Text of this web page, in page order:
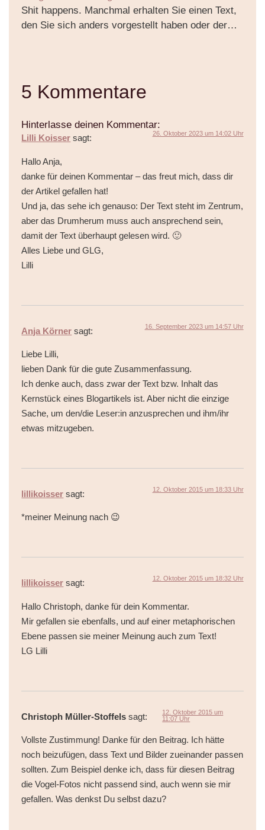
Shit happens. Manchmal erhalten Sie einen Text,
den Sie sich anders vorgestellt haben oder der…
Hinterlasse deinen Kommentar:
5 Kommentare
Lilli Koisser sagt: 26. Oktober 2023 um 14:02 Uhr
Hallo Anja,
danke für deinen Kommentar – das freut mich, dass dir
der Artikel gefallen hat!
Und ja, das sehe ich genauso: Der Text steht im Zentrum,
aber das Drumherum muss auch ansprechend sein,
damit der Text überhaupt gelesen wird. 🙂
Alles Liebe und GLG,
Lilli
Anja Körner sagt: 16. September 2023 um 14:57 Uhr
Liebe Lilli,
lieben Dank für die gute Zusammenfassung.
Ich denke auch, dass zwar der Text bzw. Inhalt das
Kernstück eines Blogartikels ist. Aber nicht die einzige
Sache, um den/die Leser:in anzusprechen und ihm/ihr
etwas mitzugeben.
lillikoisser sagt: 12. Oktober 2015 um 18:33 Uhr
*meiner Meinung nach 😉
lillikoisser sagt: 12. Oktober 2015 um 18:32 Uhr
Hallo Christoph, danke für dein Kommentar.
Mir gefallen sie ebenfalls, und auf einer metaphorischen
Ebene passen sie meiner Meinung auch zum Text!
LG Lilli
Christoph Müller-Stoffels sagt:
12. Oktober 2015 um
11:07 Uhr
Vollste Zustimmung! Danke für den Beitrag. Ich hätte
noch beizufügen, dass Text und Bilder zueinander passen
sollten. Zum Beispiel denke ich, dass für diesen Beitrag
die Vogel-Fotos nicht passend sind, auch wenn sie mir
gefallen. Was denkst Du selbst dazu?